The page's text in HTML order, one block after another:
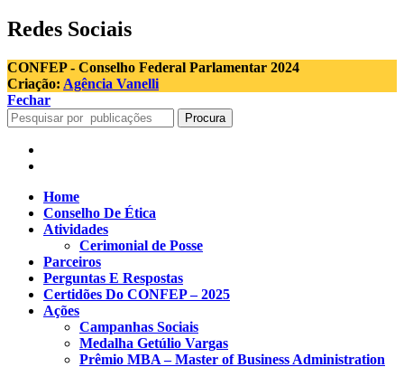
Redes Sociais
CONFEP - Conselho Federal Parlamentar 2024
Criação: Agência Vanelli
Fechar
Procura
Home
Conselho De Ética
Atividades
Cerimonial de Posse
Parceiros
Perguntas E Respostas
Certidões Do CONFEP – 2025
Ações
Campanhas Sociais
Medalha Getúlio Vargas
Prêmio MBA – Master of Business Administration